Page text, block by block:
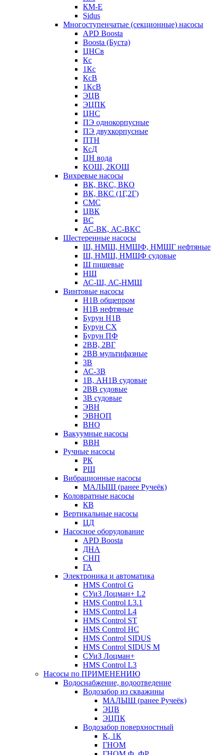
КМ-Е
Sidus
Многоступенчатые (секционные) насосы
APD Boosta
Boosta (Буста)
ЦНСв
Кс
1Кс
КсВ
1КсВ
ЭЦВ
ЭЦПК
ЦНС
ПЭ однокорпусные
ПЭ двухкорпусные
ПТН
КсД
ЦН вода
КОШ, 2КОШ
Вихревые насосы
ВК, ВКС, ВКО
ВК, ВКС (1Г,2Г)
СМС
ЦВК
ВС
АС-ВК, АС-ВКС
Шестеренные насосы
Ш, НМШ, НМШФ, НМШГ нефтяные
Ш, НМШ, НМШФ судовые
Ш пищевые
НШ
АС-Ш, АС-НМШ
Винтовые насосы
Н1В общепром
Н1В нефтяные
Бурун Н1В
Бурун СХ
Бурун ПФ
2ВВ, 2ВГ
2ВВ мультифазные
3В
АС-3В
1В, АН1В судовые
2ВВ судовые
3В судовые
ЭВН
ЭВНОП
ВНО
Вакуумные насосы
ВВН
Ручные насосы
РК
РШ
Вибрационные насосы
МАЛЫШ (ранее Ручеёк)
Коловратные насосы
КВ
Вертикальные насосы
ЦД
Насосное оборудование
APD Boosta
ДНА
СНП
ГА
Электроника и автоматика
HMS Control G
СУиЗ Лоцман+ L2
HMS Control L3.1
HMS Control L4
HMS Control ST
HMS Control HC
HMS Control SIDUS
HMS Control SIDUS M
СУиЗ Лоцман+
HMS Control L3
Насосы по ПРИМЕНЕНИЮ
Водоснабжение, водоотведение
Водозабор из скважины
МАЛЫШ (ранее Ручеёк)
ЭЦВ
ЭЦПК
Водозабор поверхностный
К, 1К
ГНОМ